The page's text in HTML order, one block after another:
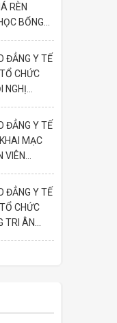
RÈN
BỔNG...
ĐẲNG Y TẾ
CHỨC
ĐẲNG Y TẾ
MẠC
ĐẲNG Y TẾ
CHỨC
ÂN...